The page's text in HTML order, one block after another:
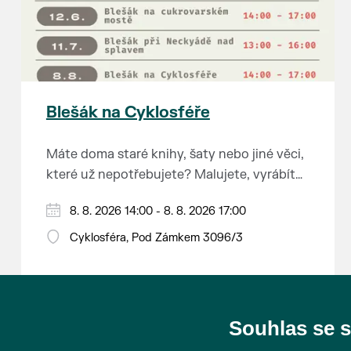
Blešák na Cyklosféře
Máte doma staré knihy, šaty nebo jiné věci,
které už nepotřebujete? Malujete, vyrábíte
Chcete se zbavit staré sbírky, která
zbytečně leží na půdě? Překáží vám ve
Anebo byste rádi našli poklady za pár
Prodejce prosíme tradičně o příchod 30
8. 8. 2026 14:00 - 8. 8. 2026 17:00
Cyklosféra, Pod Zámkem 3096/3
Souhlas se